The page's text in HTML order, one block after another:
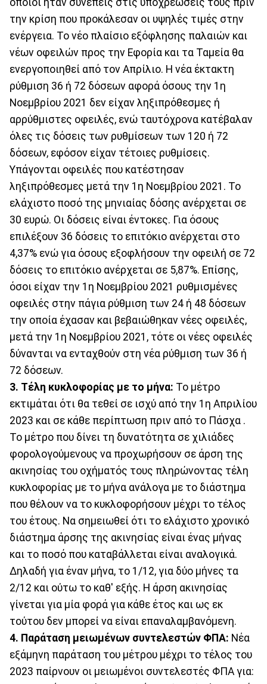
την κρίση που προκάλεσαν οι υψηλές τιμές στην
ενέργεια. Το νέο πλαίσιο εξόφλησης παλαιών και
νέων οφειλών προς την Εφορία και τα Ταμεία θα
ενεργοποιηθεί από τον Απρίλιο. Η νέα έκτακτη
ρύθμιση 36 ή 72 δόσεων αφορά όσους την 1η
Νοεμβρίου 2021 δεν είχαν ληξιπρόθεσμες ή
αρρύθμιστες οφειλές, ενώ ταυτόχρονα κατέβαλαν
όλες τις δόσεις των ρυθμίσεων των 120 ή 72
δόσεων, εφόσον είχαν τέτοιες ρυθμίσεις.
Υπάγονται οφειλές που κατέστησαν
ληξιπρόθεσμες μετά την 1η Νοεμβρίου 2021. Το
ελάχιστο ποσό της μηνιαίας δόσης ανέρχεται σε
30 ευρώ. Οι δόσεις είναι έντοκες. Για όσους
επιλέξουν 36 δόσεις το επιτόκιο ανέρχεται στο
4,37% ενώ για όσους εξοφλήσουν την οφειλή σε 72
δόσεις το επιτόκιο ανέρχεται σε 5,87%. Επίσης,
όσοι είχαν την 1η Νοεμβρίου 2021 ρυθμισμένες
οφειλές στην πάγια ρύθμιση των 24 ή 48 δόσεων
την οποία έχασαν και βεβαιώθηκαν νέες οφειλές,
μετά την 1η Νοεμβρίου 2021, τότε οι νέες οφειλές
δύνανται να ενταχθούν στη νέα ρύθμιση των 36 ή
72 δόσεων.
3. Τέλη κυκλοφορίας με το μήνα: Το μέτρο
εκτιμάται ότι θα τεθεί σε ισχύ από την 1η Απριλίου
2023 και σε κάθε περίπτωση πριν από το Πάσχα .
Το μέτρο που δίνει τη δυνατότητα σε χιλιάδες
φορολογούμενους να προχωρήσουν σε άρση της
ακινησίας του οχήματός τους πληρώνοντας τέλη
κυκλοφορίας με το μήνα ανάλογα με το διάστημα
που θέλουν να το κυκλοφορήσουν μέχρι το τέλος
του έτους. Να σημειωθεί ότι το ελάχιστο χρονικό
διάστημα άρσης της ακινησίας είναι ένας μήνας
και το ποσό που καταβάλλεται είναι αναλογικά.
Δηλαδή για έναν μήνα, το 1/12, για δύο μήνες τα
2/12 και ούτω το καθ' εξής. Η άρση ακινησίας
γίνεται για μία φορά για κάθε έτος και ως εκ
τούτου δεν μπορεί να είναι επαναλαμβανόμενη.
4. Παράταση μειωμένων συντελεστών ΦΠΑ: Νέα
εξάμηνη παράταση του μέτρου μέχρι το τέλος του
2023 παίρνουν οι μειωμένοι συντελεστές ΦΠΑ για: